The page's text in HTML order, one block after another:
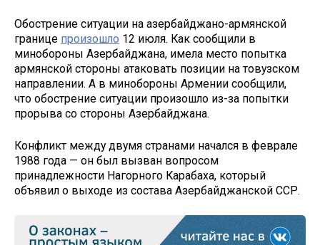
Обострение ситуации на азербайджано-армянской
границе произошло 12 июля. Как сообщили в
минобороны Азербайджана, имела место попытка
армянской стороны атаковать позиции на товузском
направлении. А в минобороны Армении сообщили,
что обострение ситуации произошло из-за попытки
прорыва со стороны Азербайджана.
Конфликт между двумя странами начался в феврале
1988 года — он был вызван вопросом
принадлежности Нагорного Карабаха, который
объявил о выходе из состава Азербайджанской ССР.